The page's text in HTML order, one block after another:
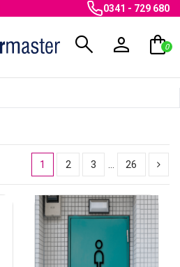
0341 - 729 680
search person shopping_bag
0
1 2 3 26